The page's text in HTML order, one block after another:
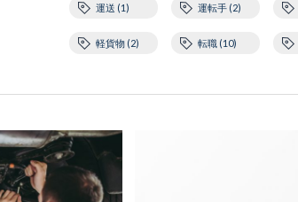
運送 (1) 運転手 (2)
軽貨物 (2) 転職 (10)